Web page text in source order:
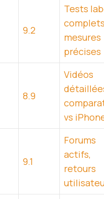
9.2
Tests
mesures
précises
8.9
Vidéos
vs
9.1
Forums
actifs,
retours